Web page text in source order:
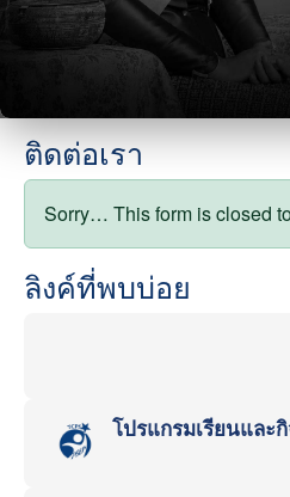
the United States. We wish
ติดต่อเรา
สถานะข้อความ
Sorry… This form is closed
ลิงค์ที่พบบ่อย
โปรแกรมเรียนและ